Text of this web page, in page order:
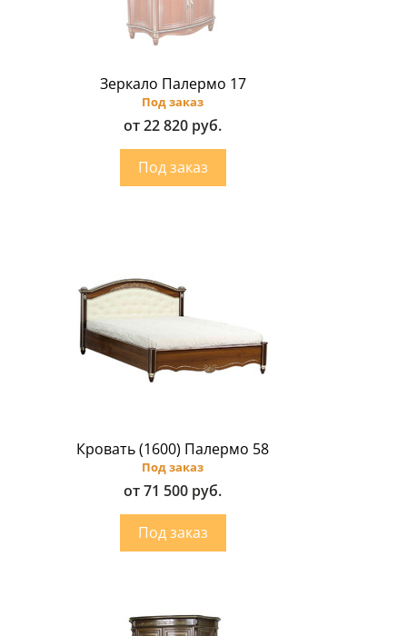
Зеркало Палермо 17
Под заказ
от 22 820 руб.
Кровать (1600) Палермо 58
Под заказ
от 71 500 руб.